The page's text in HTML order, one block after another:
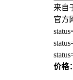
来自
官方
价格